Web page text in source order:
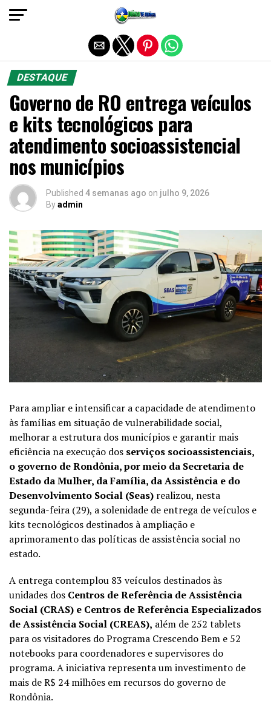
DESTAQUE
Governo de RO entrega veículos
e kits tecnológicos para
atendimento socioassistencial
nos municípios
Published 4 semanas ago on julho 9, 2026
Byadmin
Para ampliar e intensificar a capacidade de atendimento
às famílias em situação de vulnerabilidade social,
melhorar a estrutura dos municípios e garantir mais
eficiência na execução dos serviços socioassistenciais,
o governo de Rondônia, por meio da Secretaria de
Estado da Mulher, da Família, da Assistência e do
Desenvolvimento Social (Seas) realizou, nesta
segunda-feira (29), a solenidade de entrega de veículos e
kits tecnológicos destinados à ampliação e
aprimoramento das políticas de assistência social no
estado.
A entrega contemplou 83 veículos destinados às
unidades dos Centros de Referência de Assistência
Social (CRAS) e Centros de Referência Especializados
de Assistência Social (CREAS), além de 252 tablets
para os visitadores do Programa Crescendo Bem e 52
notebooks para coordenadores e supervisores do
programa. A iniciativa representa um investimento de
mais de R$ 24 milhões em recursos do governo de
Rondônia.
Sair da versão mobile